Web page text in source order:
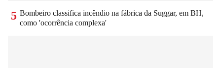
5 Bombeiro classifica incêndio na fábrica da Suggar, em BH,
como 'ocorrência complexa'